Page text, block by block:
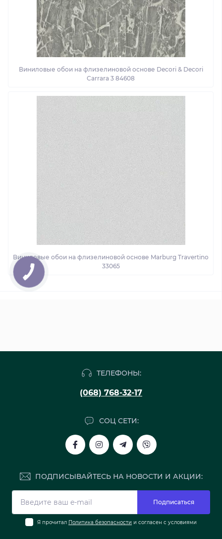
Виниловые обои на флизелиновой основе Decori & Decori
Carrara 3 84608
Виниловые обои на флизелиновой основе Marburg Travertino
33065
ТЕЛЕФОНЫ:
(068) 768-32-17
СОЦ СЕТИ:
ПОДПИСЫВАЙТЕСЬ НА НОВОСТИ И АКЦИИ:
Подписаться
Я прочитал Политика безопасности и согласен с условиями